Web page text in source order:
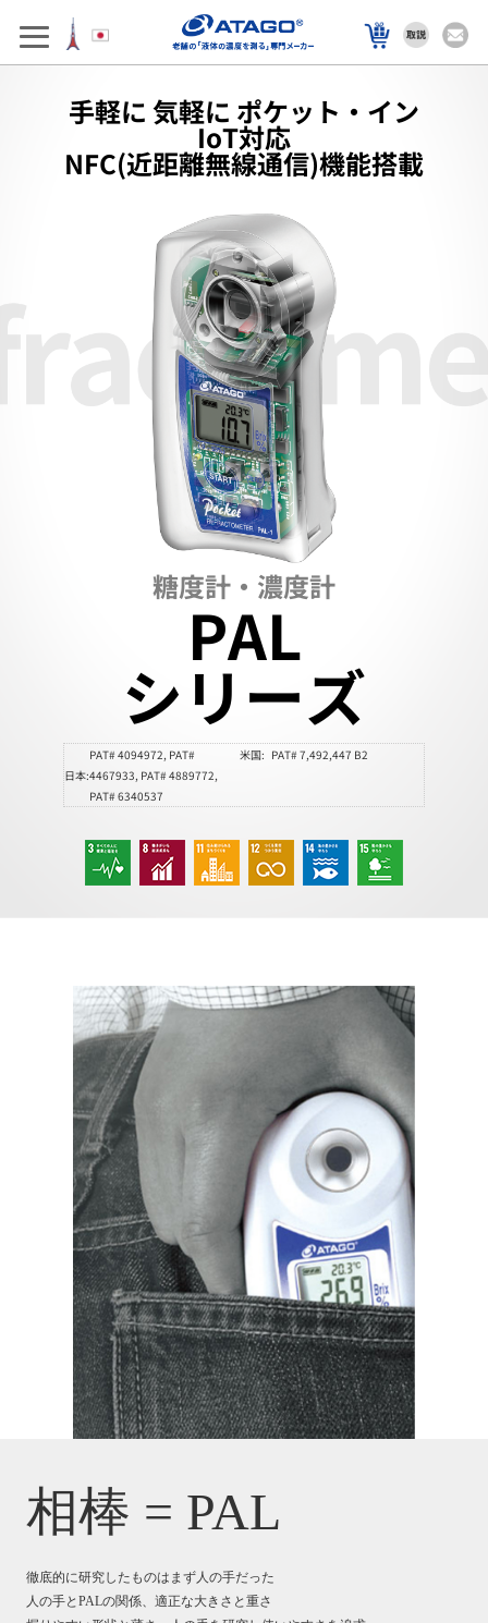
手軽に 気軽に ポケット・イン
IoT対応
NFC(近距離無線通信)機能搭載
糖度計・濃度計
PAL
シリーズ
日本:
PAT# 4094972, PAT#
4467933, PAT# 4889772,
PAT# 6340537
米国: PAT# 7,492,447 B2
相棒 = PAL
徹底的に研究したものはまず人の手だった
人の手とPALの関係、適正な大きさと重さ